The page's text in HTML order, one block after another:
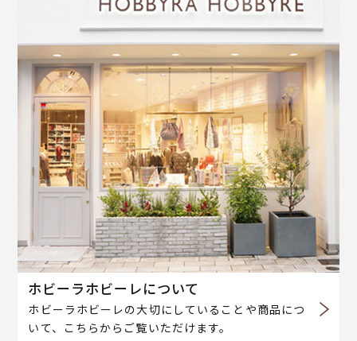
ホビーラホビーレについて
ホビーラホビーレの大切にしていることや商品につ
いて、こちらからご覧いただけます。